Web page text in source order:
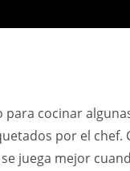
cocinar
por el chef.
juega mejor